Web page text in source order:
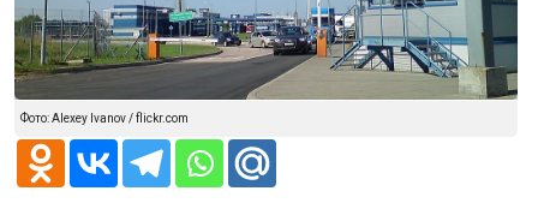
Фото: Alexey Ivanov / flickr.com